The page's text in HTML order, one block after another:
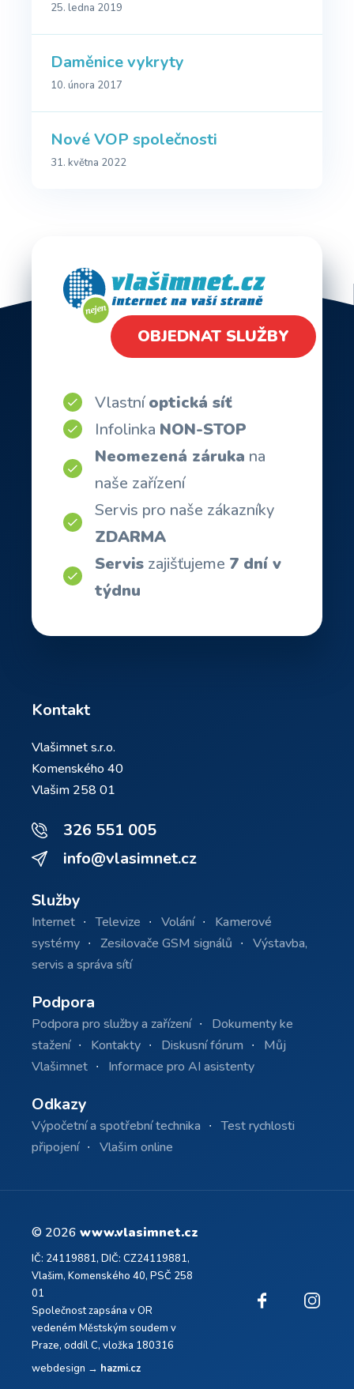
25. ledna 2019
Daměnice vykryty
10. února 2017
Nové VOP společnosti
31. května 2022
OBJEDNAT SLUŽBY
Vlastníoptická síť
Infolinka NON-STOP
Neomezená záruka na
naše zařízení
Servis pro naše zákazníky
ZDARMA
Servis zajišťujeme 7 dní v
týdnu
Kontakt
Vlašimnet s.r.o.
Komenského 40
Vlašim 258 01
326 551 005
info@vlasimnet.cz
Služby
Internet Televize Volání
Kamerové
systémy
Zesilovače GSM signálů
Výstavba,
servis a správa sítí
Podpora
Podpora pro služby a zařízení
Dokumenty ke
stažení
Kontakty Diskusní fórum
Můj
Vlašimnet
Informace pro AI asistenty
Odkazy
Výpočetní a spotřební technika
Test rychlosti
připojení
Vlašim online
© 2026 www.vlasimnet.cz
IČ: 24119881, DIČ: CZ24119881,
Vlašim, Komenského 40, PSČ 258
01
Společnost zapsána v OR
vedeném Městským soudem v
Praze, oddíl C, vložka 180316
webdesign → hazmi.cz